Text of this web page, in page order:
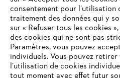
Contact
VOTRE
N'EST PLUS PRIS
Vous utilisez un navigateur
en charge, et certaines
consentement pour
traitement des données qui y
sur « Refuser tous les cookies
des cookies qui ne sont pas
Paramètres, vous pouvez
individuels. Vous pouvez
l’utilisation de cookies
tout moment avec effet futur